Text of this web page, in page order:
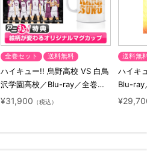
全巻セット 送料無料
ハイキュー!! 烏野高校 VS 白鳥
沢学園高校／Blu-ray／全巻セ
ット（初回生産限定・アニまる
¥31,900 （税込）
送料無
ハイキ
Blu-ray
ト（初